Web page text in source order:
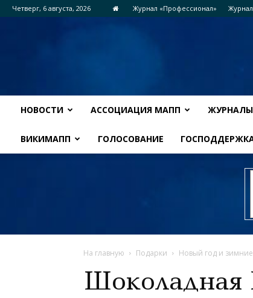
Четверг, 6 августа, 2026 Журнал «Профессионал»
НОВОСТИ АССОЦИАЦИЯ МАПП
ВИКИМАПП ГОЛОСОВАНИЕ
На главную Подарки Новый год и
Шоколадная